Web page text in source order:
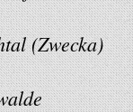
(Zwecka)